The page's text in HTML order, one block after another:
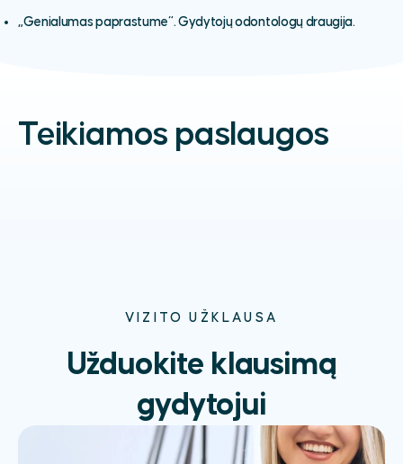
„Genialumas paprastume“. Gydytojų odontologų draugija.
Teikiamos paslaugos
VIZITO UŽKLAUSA
Užduokite klausimą
gydytojui